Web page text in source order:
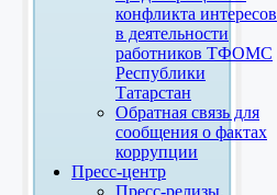
конфликта интересов
в деятельности
работников ТФОМС
Республики
Татарстан
Обратная связь для
сообщения о фактах
коррупции
Пресс-центр
Пресс-релизы,